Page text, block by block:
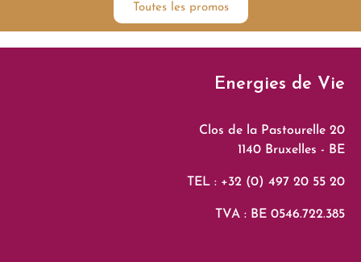
Toutes les promos
Energies de Vie
Clos de la Pastourelle 20
1140 Bruxelles - BE
TEL : +32 (0) 497 20 55 20
TVA : BE 0546.722.385